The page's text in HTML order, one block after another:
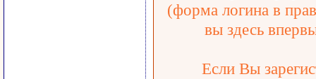
(форма логина в
вы здесь
Если Вы